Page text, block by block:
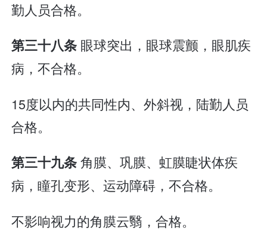
勤人员合格。
第三十八条 眼球突出，眼球震颤，眼肌疾
病，不合格。
15度以内的共同性内、外斜视，陆勤人员
合格。
第三十九条角膜、巩膜、虹膜睫状体疾
病，瞳孔变形、运动障碍，不合格。
不影响视力的角膜云翳，合格。